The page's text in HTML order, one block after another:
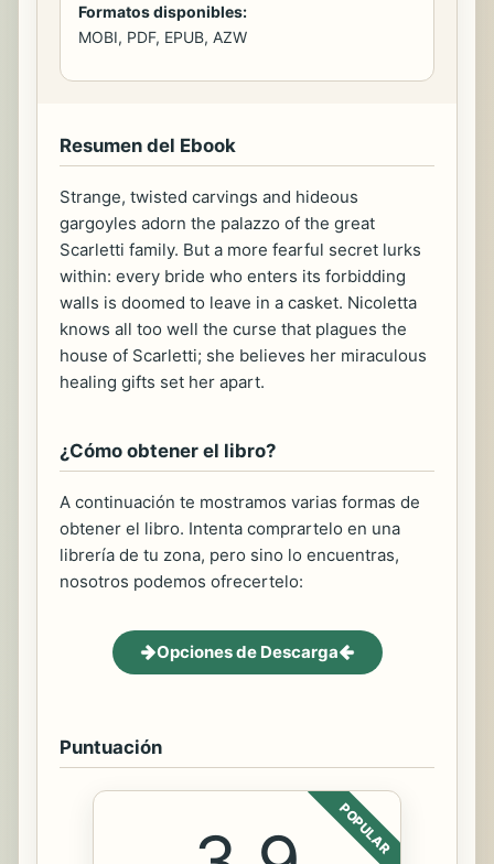
Formatos disponibles:
MOBI, PDF, EPUB, AZW
Resumen del Ebook
Strange, twisted carvings and hideous
gargoyles adorn the palazzo of the great
Scarletti family. But a more fearful secret lurks
within: every bride who enters its forbidding
walls is doomed to leave in a casket. Nicoletta
knows all too well the curse that plagues the
house of Scarletti; she believes her miraculous
healing gifts set her apart.
¿Cómo obtener el libro?
A continuación te mostramos varias formas de
obtener el libro. Intenta comprartelo en una
librería de tu zona, pero sino lo encuentras,
nosotros podemos ofrecertelo:
Opciones de Descarga
Puntuación
POPULAR